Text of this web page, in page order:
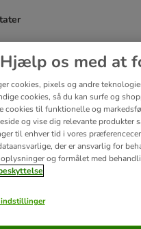
been changed
Hjælp os med at
cookies, pixels og andre
cookies, så du kan surfe og
cookies til funktionelle og
og vise dig relevante produkter
til enhver tid i vores
der er ansvarlig for
og formålet med